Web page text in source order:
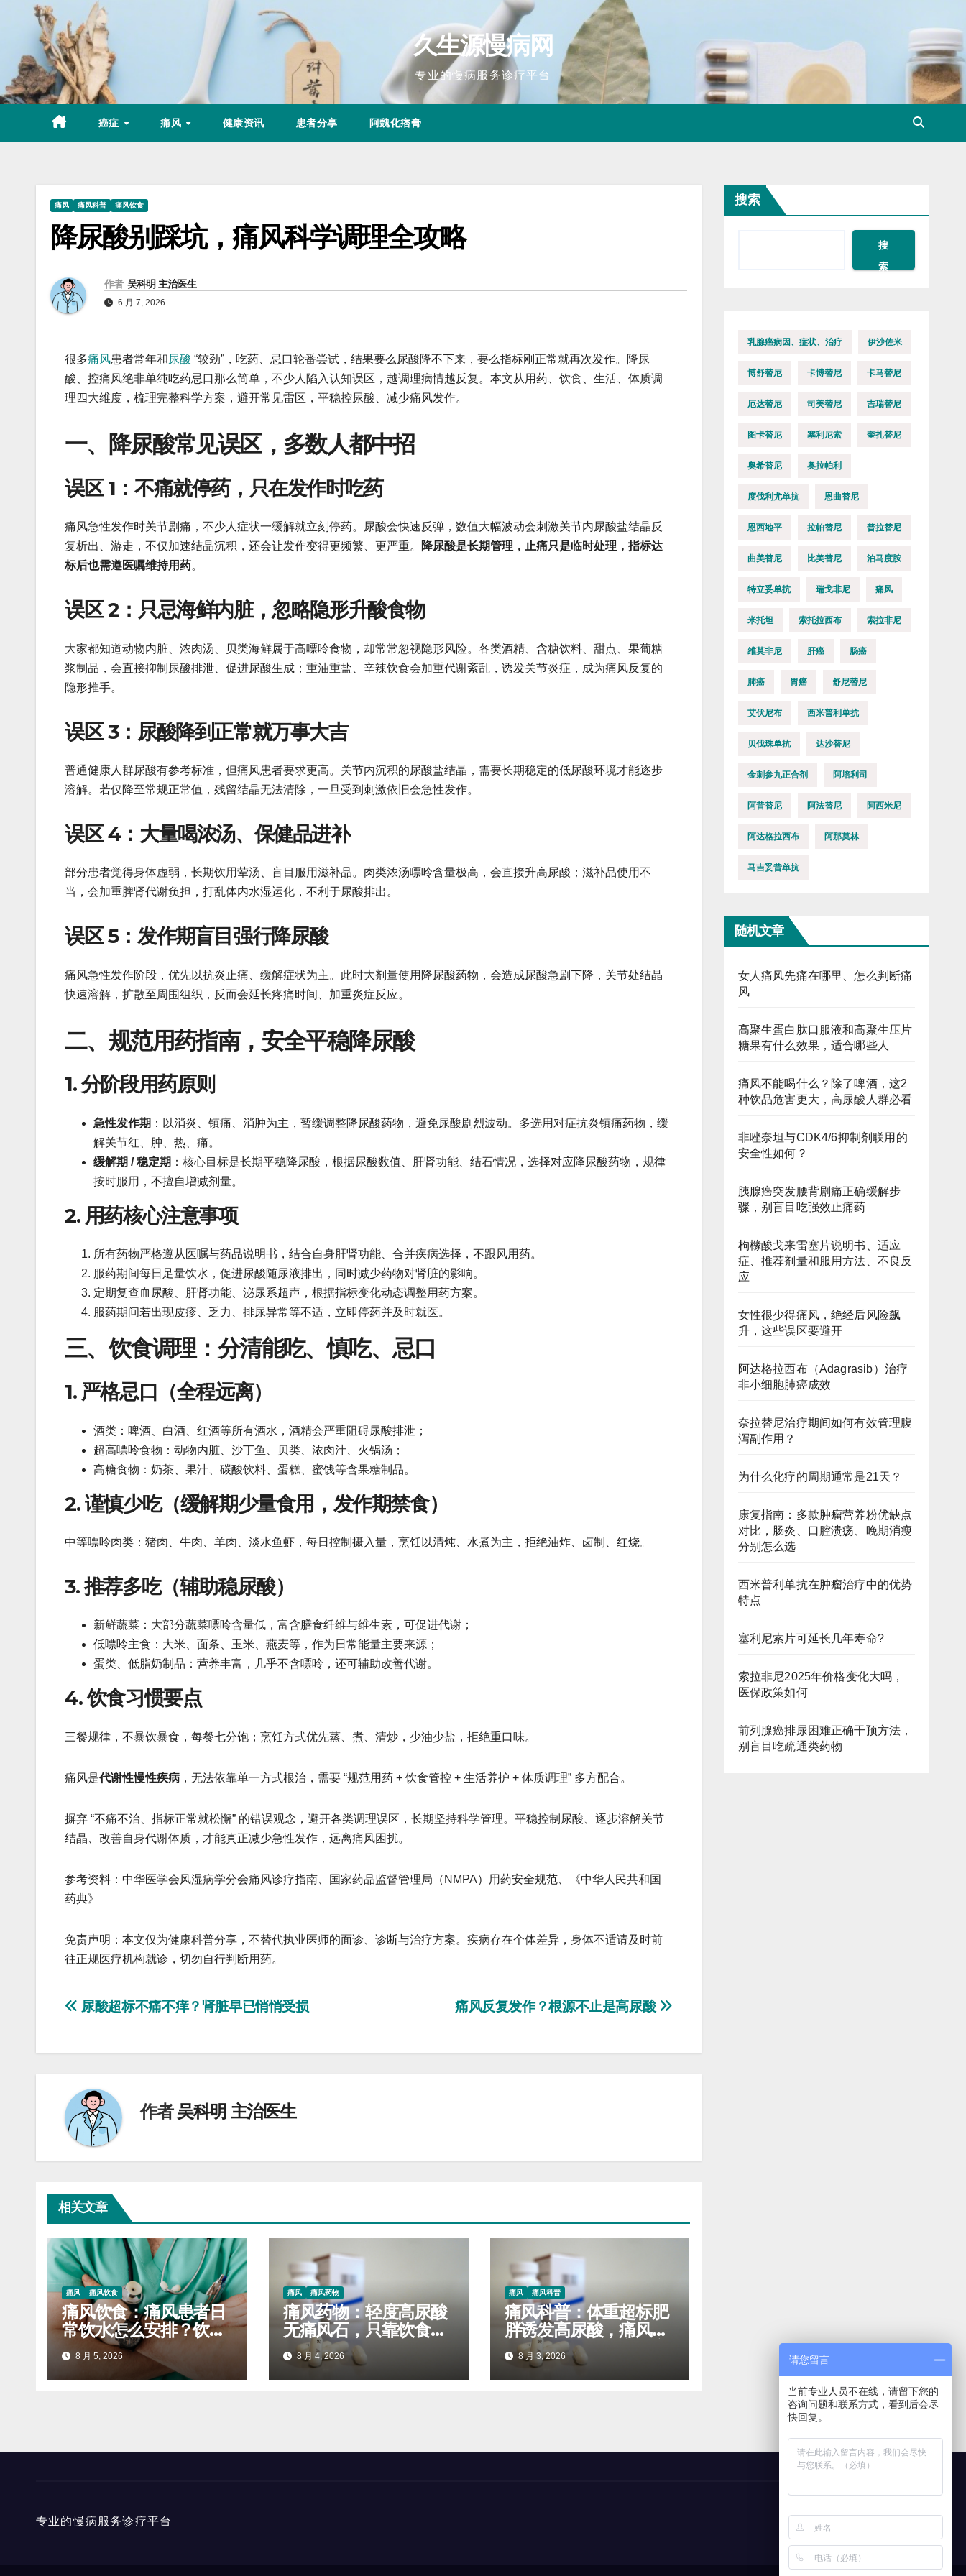
content
久生源慢病网
专业的慢病服务诊疗平台
癌症 痛风 健康资讯 患者分享 阿魏化痞膏
痛风 痛风科普 痛风饮食
降尿酸别踩坑，痛风科学调理全攻略
作者 吴科明 主治医生
6 月 7, 2026
很多痛风患者常年和尿酸 “较劲”，吃药、忌口轮番尝试，结果要么尿酸降不下来，要么指标刚正常就再次发作。降尿
酸、控痛风绝非单纯吃药忌口那么简单，不少人陷入认知误区，越调理病情越反复。本文从用药、饮食、生活、体质调
理四大维度，梳理完整科学方案，避开常见雷区，平稳控尿酸、减少痛风发作。
一、降尿酸常见误区，多数人都中招
误区 1：不痛就停药，只在发作时吃药
痛风急性发作时关节剧痛，不少人症状一缓解就立刻停药。尿酸会快速反弹，数值大幅波动会刺激关节内尿酸盐结晶反
复析出、游走，不仅加速结晶沉积，还会让发作变得更频繁、更严重。
降尿酸是长期管理，止痛只是临时处理，指标达
标后也需遵医嘱维持用药。
误区 2：只忌海鲜内脏，忽略隐形升酸食物
大家都知道动物内脏、浓肉汤、贝类海鲜属于高嘌呤食物，却常常忽视隐形风险。各类酒精、含糖饮料、甜点、果葡糖
浆制品，会直接抑制尿酸排泄、促进尿酸生成；重油重盐、辛辣饮食会加重代谢紊乱，诱发关节炎症，成为痛风反复的
隐形推手。
误区 3：尿酸降到正常就万事大吉
普通健康人群尿酸有参考标准，但痛风患者要求更高。关节内沉积的尿酸盐结晶，需要长期稳定的低尿酸环境才能逐步
溶解。若仅降至常规正常值，残留结晶无法清除，一旦受到刺激依旧会急性发作。
误区 4：大量喝浓汤、保健品进补
部分患者觉得身体虚弱，长期饮用荤汤、盲目服用滋补品。肉类浓汤嘌呤含量极高，会直接升高尿酸；滋补品使用不
当，会加重脾肾代谢负担，打乱体内水湿运化，不利于尿酸排出。
误区 5：发作期盲目强行降尿酸
痛风急性发作阶段，优先以抗炎止痛、缓解症状为主。此时大剂量使用降尿酸药物，会造成尿酸急剧下降，关节处结晶
快速溶解，扩散至周围组织，反而会延长疼痛时间、加重炎症反应。
二、规范用药指南，安全平稳降尿酸
1. 分阶段用药原则
急性发作期 ：以消炎、镇痛、消肿为主，暂缓调整降尿酸药物，避免尿酸剧烈波动。多选用对症抗炎镇痛药物，缓
解关节红、肿、热、痛。
缓解期 / 稳定期 ：核心目标是长期平稳降尿酸，根据尿酸数值、肝肾功能、结石情况，选择对应降尿酸药物，规律
按时服用，不擅自增减剂量。
2. 用药核心注意事项
所有药物严格遵从医嘱与药品说明书，结合自身肝肾功能、合并疾病选择，不跟风用药。
服药期间每日足量饮水，促进尿酸随尿液排出，同时减少药物对肾脏的影响。
定期复查血尿酸、肝肾功能、泌尿系超声，根据指标变化动态调整用药方案。
服药期间若出现皮疹、乏力、排尿异常等不适，立即停药并及时就医。
三、饮食调理：分清能吃、慎吃、忌口
1. 严格忌口（全程远离）
酒类：啤酒、白酒、红酒等所有酒水，酒精会严重阻碍尿酸排泄；
超高嘌呤食物：动物内脏、沙丁鱼、贝类、浓肉汁、火锅汤；
高糖食物：奶茶、果汁、碳酸饮料、蛋糕、蜜饯等含果糖制品。
2. 谨慎少吃（缓解期少量食用，发作期禁食）
中等嘌呤肉类：猪肉、牛肉、羊肉、淡水鱼虾，每日控制摄入量，烹饪以清炖、水煮为主，拒绝油炸、卤制、红烧。
3. 推荐多吃（辅助稳尿酸）
新鲜蔬菜：大部分蔬菜嘌呤含量低，富含膳食纤维与维生素，可促进代谢；
低嘌呤主食：大米、面条、玉米、燕麦等，作为日常能量主要来源；
蛋类、低脂奶制品：营养丰富，几乎不含嘌呤，还可辅助改善代谢。
4. 饮食习惯要点
三餐规律，不暴饮暴食，每餐七分饱；烹饪方式优先蒸、煮、清炒，少油少盐，拒绝重口味。
痛风是代谢性慢性疾病 ，无法依靠单一方式根治，需要 “规范用药 + 饮食管控 + 生活养护 + 体质调理” 多方配合。
摒弃 “不痛不治、指标正常就松懈” 的错误观念，避开各类调理误区，长期坚持科学管理。平稳控制尿酸、逐步溶解关节
结晶、改善自身代谢体质，才能真正减少急性发作，远离痛风困扰。
参考资料：中华医学会风湿病学分会痛风诊疗指南、国家药品监督管理局（NMPA）用药安全规范、《中华人民共和国
药典》
免责声明：本文仅为健康科普分享，不替代执业医师的面诊、诊断与治疗方案。疾病存在个体差异，身体不适请及时前
往正规医疗机构就诊，切勿自行判断用药。
文
航
痛风反复发作？根源不止是高尿酸
尿酸超标不痛不痒？肾脏早已悄悄受损
作者吴科明 主治医生
相关文章
痛风 痛风饮食
痛风饮食：痛风患者日
常饮水怎么安排？饮水
量、饮水时段如何辅助
排泄尿酸
8 月 5, 2026
痛风 痛风药物
痛风药物：轻度高尿酸
无痛风石，只靠饮食管
控不用吃药能不能恢复
正常
8 月 4, 2026
痛风 痛风科普
痛风科普：体重超标肥
胖诱发高尿酸，痛风患
者减脂控尿酸的安全方
式8 月 3, 2026
搜索
搜
索
乳腺癌病因、症状、治疗 伊沙佐米
博舒替尼 卡博替尼 卡马替尼
厄达替尼 司美替尼 吉瑞替尼
图卡替尼 塞利尼索 奎扎替尼
奥希替尼 奥拉帕利
度伐利尤单抗 恩曲替尼
恩西地平 拉帕替尼 普拉替尼
曲美替尼 比美替尼 泊马度胺
特立妥单抗 瑞戈非尼 痛风
米托坦 索托拉西布 索拉非尼
维莫非尼 肝癌 肠癌
肺癌 胃癌 舒尼替尼
艾伏尼布 西米普利单抗
贝伐珠单抗 达沙替尼
金刺参九正合剂 阿培利司
阿昔替尼 阿法替尼 阿西米尼
阿达格拉西布 阿那莫林
马吉妥昔单抗
随机文章
女人痛风先痛在哪里、怎么判断痛
风
高聚生蛋白肽口服液和高聚生压片
糖果有什么效果，适合哪些人
痛风不能喝什么？除了啤酒，这2
种饮品危害更大，高尿酸人群必看
非唑奈坦与CDK4/6抑制剂联用的
安全性如何？
胰腺癌突发腰背剧痛正确缓解步
骤，别盲目吃强效止痛药
枸橼酸戈来雷塞片说明书、适应
症、推荐剂量和服用方法、不良反
应
女性很少得痛风，绝经后风险飙
升，这些误区要避开
阿达格拉西布（Adagrasib）治疗
非小细胞肺癌成效
奈拉替尼治疗期间如何有效管理腹
泻副作用？
为什么化疗的周期通常是21天？
康复指南：多款肿瘤营养粉优缺点
对比，肠炎、口腔溃疡、晚期消瘦
分别怎么选
西米普利单抗在肿瘤治疗中的优势
特点
塞利尼索片可延长几年寿命?
索拉非尼2025年价格变化大吗，
医保政策如何
前列腺癌排尿困难正确干预方法，
别盲目吃疏通类药物
专业的慢病服务诊疗平台
请您留言
当前专业人员不在线，请留下您的
咨询问题和联系方式，看到后会尽
快回复。